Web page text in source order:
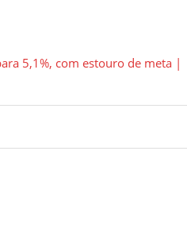
5,1%, com estouro de meta |